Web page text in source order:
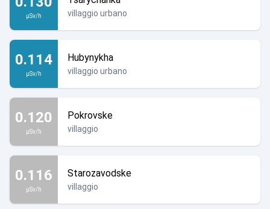
µSv/h villaggio urbano
0.114
µSv/h
Hubynykha
villaggio urbano
0.120
µSv/h
Pokrovske
villaggio
0.116
µSv/h
Starozavodske
villaggio